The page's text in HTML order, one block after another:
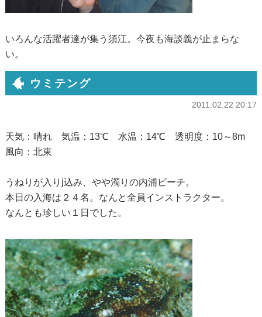
いろんな活躍者達が集う須江。今夜も海談義が止まらな
い。
ウミテング
2011.02.22 20:17
天気：晴れ 気温：13℃ 水温：14℃ 透明度：10～8m
風向：北東
うねりが入りj込み、やや濁りの内浦ビーチ。
本日の入海は２４名。なんと全員インストラクター。
なんとも珍しい１日でした。